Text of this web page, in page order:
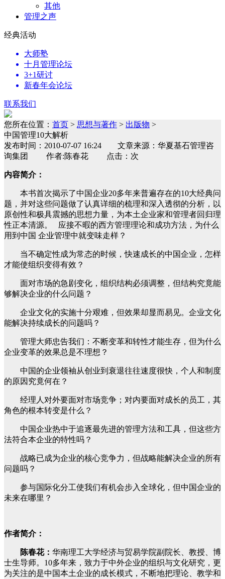
其他
管理之声
经典活动
大师塾
十月管理论坛
3+1研讨
新春年会论坛
联系我们
您所在位置： 首页 > 思想与著作 > 出版物 >
中国管理10大解析
发布时间：2010-07-07 16:24 文章来源：华夏基石管理咨
询集团 作者:陈春花 点击：次
内容简介：
本书首次揭示了中国企业20多年来普遍存在的10大经典问
题，并对这些问题做了认真详细的梳理和深入透彻的分析，以
原创性和极具震撼的思想力量，为本土企业家和管理者回归理
性正本清源。 应接不暇的西方管理理论和成功方法，为什么
用到中国 企业管理中就变味走样？
当不确定性成为常态的时候，快速成长的中国企业，怎样
才能使组织变得有效？
面对市场的急剧变化，组织结构必须调整，但结构究竟能
够解决企业的什么问题？
企业文化的实施十分艰难，但效果却显而易见。企业文化
能解决持续成长的问题吗？
管理大师忠告我们：不断变革和转性才能生存，但为什么
企业变革的效果总是不理想？
中国的企业领袖从创业到衰退往往速度很快，个人和制度
的原因究竟何在？
经理人对外要面对市场竞争；对内要面对成长的员工，其
角色的根本转变是什么？
中国企业热中于追逐最先进的管理方法和工具，但这些方
法符合本企业的特性吗？
战略已成为企业的核心竞争力，但战略能解决企业的所有
问题吗？
参与国际化分工使我们有机会步入全球化，但中国企业的
未来在哪里？
作者简介：
陈春花： 华南理工大学经济与贸易学院副院长、教授、博
士生导师。10多年来，致力于中外企业的组织与文化研究，更
为关注的是中国本土企业的成长模式，不断地把理论、教学和